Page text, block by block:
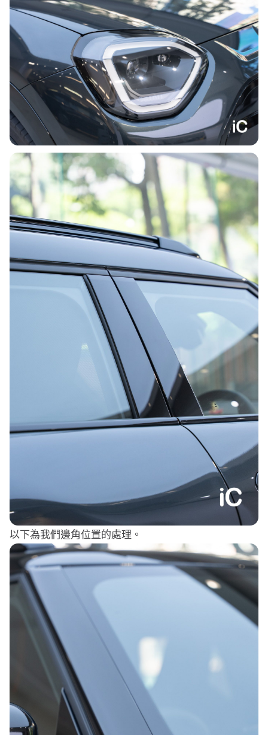
以下為我們邊角位置的處理。